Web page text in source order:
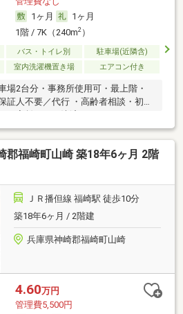
1ヶ月
1ヶ月
1階 / 7K（240m2）
バス・トイレ別
駐車場(近隣含)
室内洗濯機置き場 エアコン付き
場2台分・事務所使用可・最上階・
証人不要／代行 ・高齢者相談・初期
郡福崎町山崎 築18年6ヶ月 2階
ＪＲ播但線 福崎駅 徒歩10分
築18年6ヶ月 / 2階建
兵庫県神崎郡福崎町山崎
4.60万円
管理費5,500円